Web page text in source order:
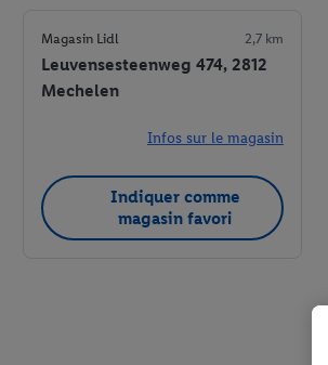
Magasin Lidl 2,7 km
Leuvensesteenweg 474, 2812
Mechelen
Infos sur le magasin
Indiquer comme
magasin favori